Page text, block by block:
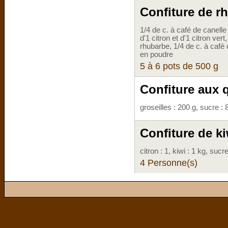
Confiture de
1/4 de c. à café de
d'1 citron et d'1 citron
rhubarbe, 1/4 de c. à
en poudre
5 à 6 pots de 500 g
Confiture aux
groseilles : 200 g, sucre :
Confiture de
citron : 1, kiwi : 1 kg,
4 Personne(s)